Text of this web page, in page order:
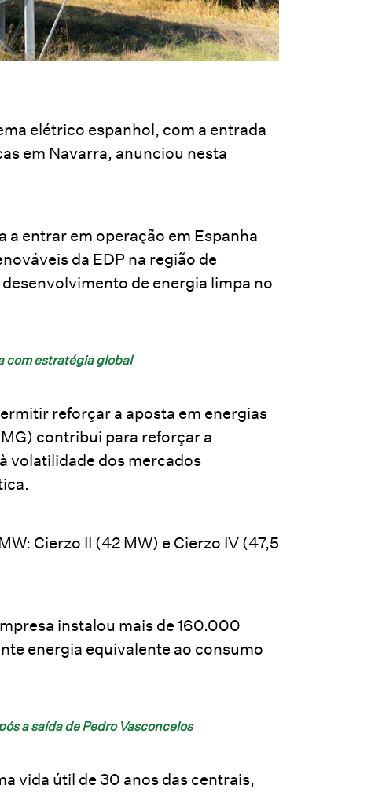
elétrico espanhol, com a entrada
em Navarra, anunciou nesta
a entrar em operação em Espanha
da EDP na região de
de energia limpa no
com estratégia global
reforçar a aposta em energias
contribui para reforçar a
volatilidade dos mercados
Cierzo II (42 MW) e Cierzo IV (47,5
instalou mais de 160.000
energia equivalente ao consumo
a saída de Pedro Vasconcelos
vida útil de 30 anos das centrais,